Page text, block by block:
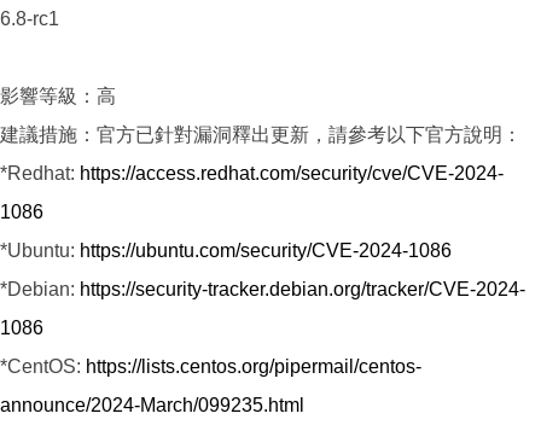
6.8-rc1
影響等級：高
建議措施：官方已針對漏洞釋出更新，請參考以下官方說明：
*Redhat: https://access.redhat.com/security/cve/CVE-2024-
1086
*Ubuntu: https://ubuntu.com/security/CVE-2024-1086
*Debian: https://security-tracker.debian.org/tracker/CVE-2024-
1086
*CentOS: https://lists.centos.org/pipermail/centos-
announce/2024-March/099235.html